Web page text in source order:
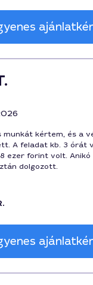
munkát kértem, és a
A feladat kb. 3 órát
ezer forint volt.
dolgozott.